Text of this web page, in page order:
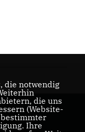
die notwendig
die uns
(Website-
Ihre